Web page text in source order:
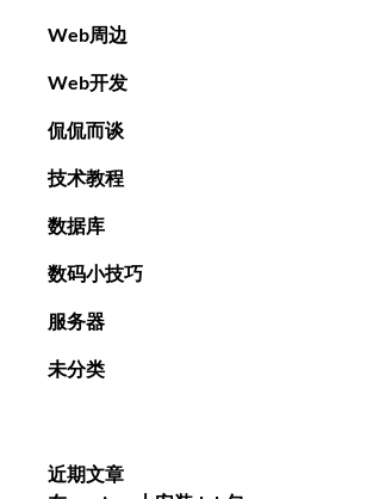
Web周边
Web开发
侃侃而谈
技术教程
数据库
数码小技巧
服务器
未分类
近期文章